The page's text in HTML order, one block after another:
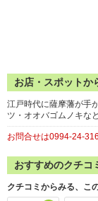
お店・スポットか
江戸時代に薩摩藩が手
ツ・オオバゴムノキな
お問合せは0994-24-
おすすめのクチコ
クチコミからみる、